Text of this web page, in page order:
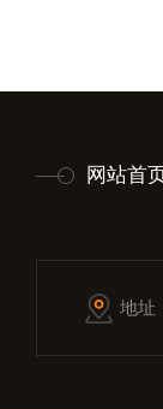
网站首
地址